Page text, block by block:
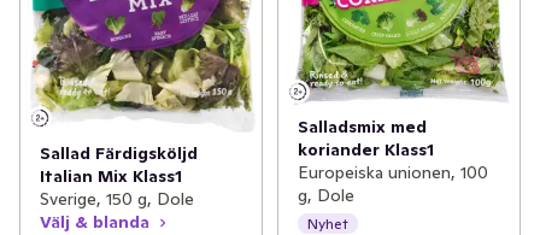
Sallad Färdigsköljd
Italian Mix Klass1
Sverige, 150 g, Dole
Välj & blanda
Salladsmix med
koriander Klass1
Europeiska unionen, 100
g, Dole
Nyhet